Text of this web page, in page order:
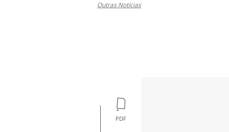
Outras Notícias
PDF